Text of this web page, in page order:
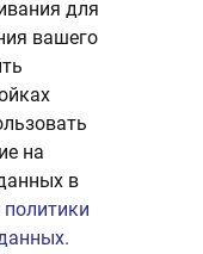
для
вашего
на
в
политики